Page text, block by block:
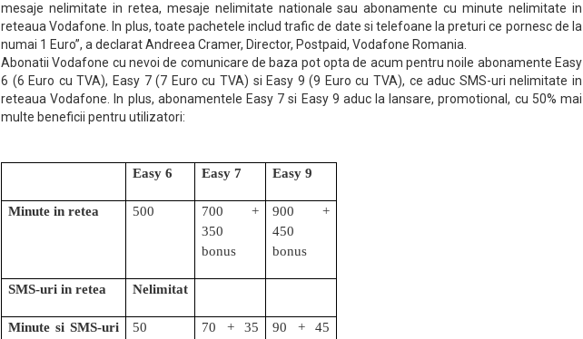
mesaje nelimitate in retea, mesaje nelimitate nationale sau abonamente cu minute nelimitate in
reteaua Vodafone. In plus, toate pachetele includ trafic de date si telefoane la preturi ce pornesc de la
numai 1 Euro”, a declarat Andreea Cramer, Director, Postpaid, Vodafone Romania.
Abonatii Vodafone cu nevoi de comunicare de baza pot opta de acum pentru noile abonamente Easy
6 (6 Euro cu TVA), Easy 7 (7 Euro cu TVA) si Easy 9 (9 Euro cu TVA), ce aduc SMS-uri nelimitate in
reteaua Vodafone. In plus, abonamentele Easy 7 si Easy 9 aduc la lansare, promotional, cu 50% mai
multe beneficii pentru utilizatori:
Easy 6 Easy 7 Easy 9
Minute in retea 500
700 +
350
bonus
900 +
450
bonus
SMS-uri in retea Nelimitat
Minute si SMS-uri
50
70 + 35
90 + 45